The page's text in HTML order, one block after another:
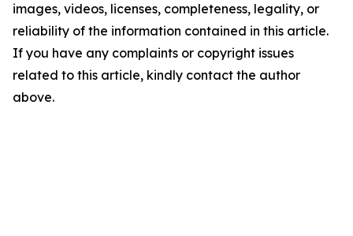
images, videos, licenses, completeness, legality, or
reliability of the information contained in this article.
If you have any complaints or copyright issues
related to this article, kindly contact the author
above.